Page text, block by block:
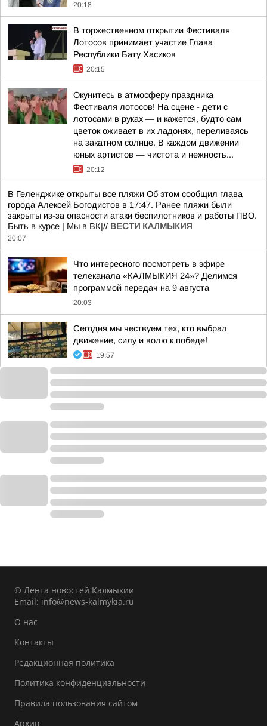
20:18
В торжественном открытии Фестиваля
Лотосов принимает участие Глава
Республики Бату Хасиков
20:15
Окунитесь в атмосферу праздника
Фестиваля лотосов! На сцене - дети с
лотосами в руках — и кажется, будто сам
цветок оживает в их ладонях, переливаясь
на закатном солнце. В каждом движении
юных артистов — чистота и нежность...
20:12
В Геленджике открыты все пляжи Об этом сообщил глава
города Алексей Богодистов в 17:47. Ранее пляжи были
закрыты из-за опасности атаки беспилотников и работы ПВО.
Быть в курсе | Мы в ВК|// ВЕСТИ КАЛМЫКИЯ
20:07
Что интересного посмотреть в эфире
телеканала «КАЛМЫКИЯ 24»? Делимся
программой передач на 9 августа
20:03
Сегодня мы чествуем тех, кто выбрал
движение, силу и волю к победе!
19:57
© Лента новостей Калмыкии
Email: info@news-kalmykia.ru
О нас
Контакты
Редакционная политика
Политика конфиденциальности
Правила пользования сайтом
Архив